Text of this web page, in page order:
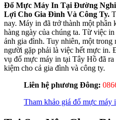
Đổ Mực Máy In Tại Đường
Lợi Cho Gia Đình Và Công Ty.
nay. Máy in đã trở thành một phần
hàng ngày của chúng ta. Từ việc
ảnh gia đình. Tuy nhiên, một trong
người gặp phải là việc hết mực in.
vụ đổ mực máy in tại Tây Hồ đã
kiệm cho cả gia đình và công ty.
Liên hệ phương Đông:
Tham khảo giá đổ mực máy